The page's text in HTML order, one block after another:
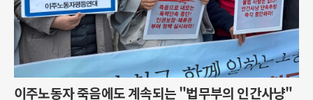
이주노동자 죽음에도 계속되는 "법무부의 인간사냥"